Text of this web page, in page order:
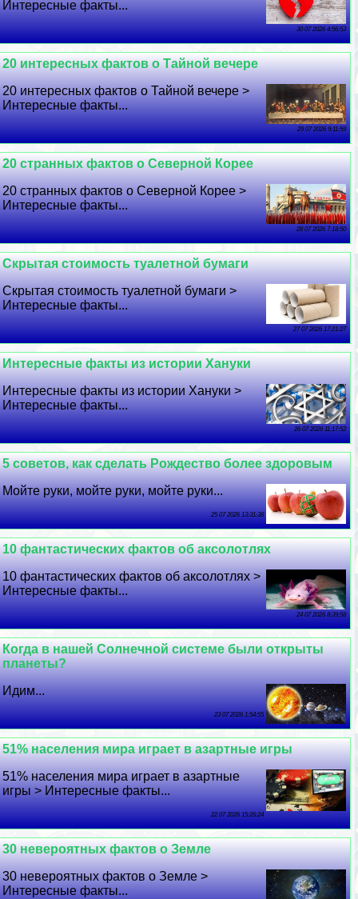
Интересные факты...
30 07 2026 4:56:53
20 интересных фактов о Тайной вечере
20 интересных фактов о Тайной вечере >
Интересные факты...
29 07 2026 9:11:59
20 странных фактов о Северной Корее
20 странных фактов о Северной Корее >
Интересные факты...
28 07 2026 7:18:50
Скрытая стоимость туалетной бумаги
Скрытая стоимость туалетной бумаги >
Интересные факты...
27 07 2026 17:21:27
Интересные факты из истории Хануки
Интересные факты из истории Хануки >
Интересные факты...
26 07 2026 11:17:52
5 советов, как сделать Рождество более здоровым
Мойте руки, мойте руки, мойте руки...
25 07 2026 13:31:38
10 фантастических фактов об аксолотлях
10 фантастических фактов об аксолотлях >
Интересные факты...
24 07 2026 8:39:58
Когда в нашей Солнечной системе были открыты
планеты?
Идим...
23 07 2026 1:54:55
51% населения мира играет в азapтные игры
51% населения мира играет в азapтные
игры > Интересные факты...
22 07 2026 15:26:24
30 невероятных фактов о Земле
30 невероятных фактов о Земле >
Интересные факты...